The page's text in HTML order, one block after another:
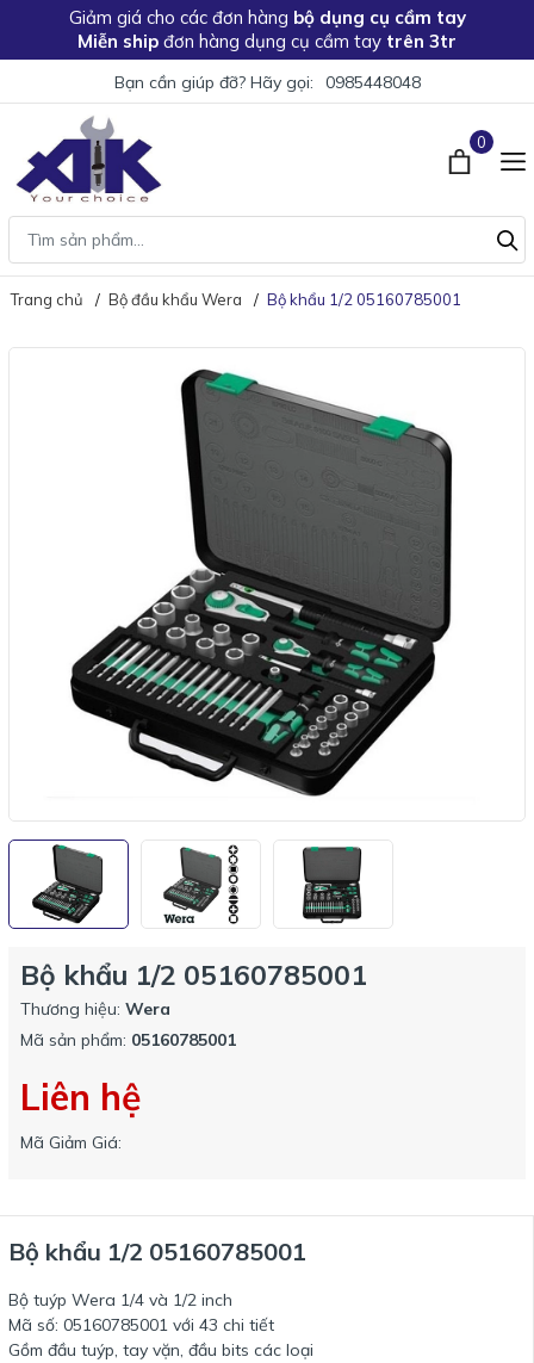
Giảm giá cho các đơn hàng bộ dụng cụ cầm tay
Miễn ship đơn hàng dụng cụ cầm tay trên 3tr
Bạn cần giúp đỡ? Hãy gọi: 0985448048
0
Trang chủ Bộ đầu khẩu Wera Bộ khẩu 1/2 05160785001
Bộ khẩu 1/2 05160785001
Thương hiệu: Wera
Mã sản phẩm: 05160785001
Liên hệ
Mã Giảm Giá:
Bộ khẩu 1/2 05160785001
Bộ tuýp Wera 1/4 và 1/2 inch
Mã số: 05160785001 với 43 chi tiết
Gồm đầu tuýp, tay vặn, đầu bits các loại